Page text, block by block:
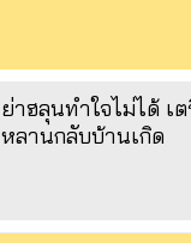
ย่าฮลุนทำใจไม่ได้ เ
หลานกลับบ้านเกิด